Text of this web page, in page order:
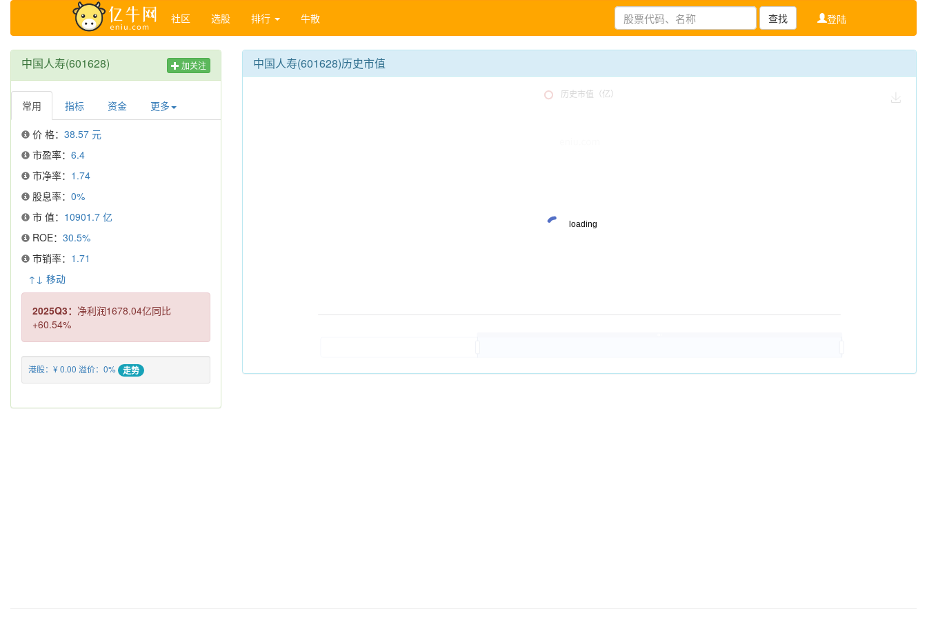
社区 选股 排行 牛散 登陆
查找
中国人寿(601628) 加关注
常用 指标 资金 更多
价 格： 38.57 元
市盈率： 6.4
市净率： 1.74
股息率： 0%
市 值： 10901.7 亿
ROE： 30.5%
市销率： 1.71
↑↓ 移动
2025Q3： 净利润1678.04亿同比
+60.54%
港股：¥ 0.00 溢价：0% 走势
中国人寿(601628)历史市值